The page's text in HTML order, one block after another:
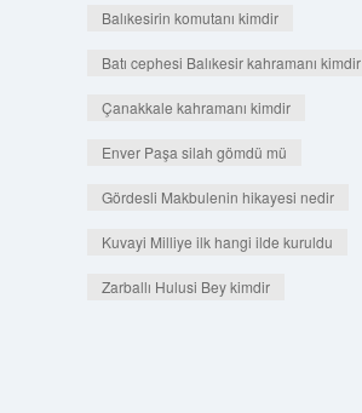
Balıkesirin komutanı kimdir
Batı cephesi Balıkesir kahramanı kimdir
Çanakkale kahramanı kimdir
Enver Paşa silah gömdü mü
Gördesli Makbulenin hikayesi nedir
Kuvayi Milliye ilk hangi ilde kuruldu
Zarballı Hulusi Bey kimdir